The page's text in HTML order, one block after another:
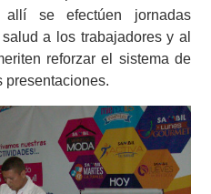
se efectúen jornadas
a los trabajadores y al
reforzar el sistema de
presentaciones.